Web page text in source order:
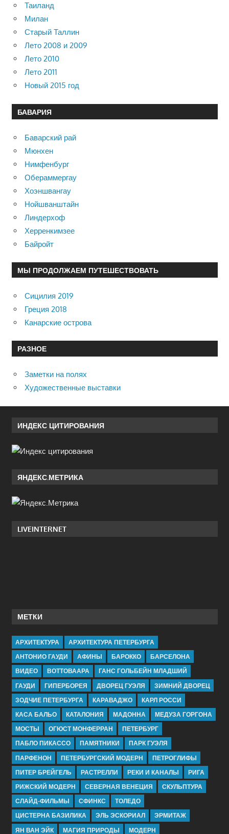
Таиланд
Милан
Старый Таллин
Лето 2008 и 2009
Лето 2010
Лето 2011
Новый 2015 год
БАВАРИЯ
Баварский рай
Мюнхен
Нимфенбург
Обераммергау
Хоэншвангау
Нойшванштайн
Линдерхоф
Херренкимзее
Байройт
МЫ ПРОДОЛЖАЕМ ПУТЕШЕСТВОВАТЬ
Сицилия 2019
Греция 2018
Канарские острова
РАЗНОЕ
Заметки на полях
Художественные выставки
ИНДЕКС ЦИТИРОВАНИЯ
ЯНДЕКС.МЕТРИКА
LIVEINTERNET
МЕТКИ
АРХИТЕКТУРА
АРХИТЕКТУРА ПЕТЕРБУРГА
АНТОНИО ГАУДИ
АФИНЫ БАРОККО
БАРСЕЛОНА
ВИДЕО
ВОТТОВААРА
ГАНС ГОЛЬБЕЙН МЛАДШИЙ
ГАУДИ
ГИПЕРБОРЕЯ ДВОРЕЦ ГУЭЛЯ
ЗИМНИЙ ДВОРЕЦ
ЗОДЧИЕ ПЕТЕРБУРГА
КАРАВАДЖО
КАРЛ РОССИ
КАСА БАЛЬО
КАТАЛОНИЯ МАДОННА
МЕДУЗА ГОРГОНА
МОСТЫ
ОГЮСТ МОНФЕРРАН
ПЕТЕРБУРГ
ПАБЛО ПИКАССО
ПАМЯТНИКИ
ПАРК ГУЭЛЯ
ПАРФЕНОН
ПЕТЕРБУРГСКИЙ МОДЕРН
ПЕТРОГЛИФЫ
ПИТЕР БРЕЙГЕЛЬ
РАСТРЕЛЛИ РЕКИ И КАНАЛЫ
РИГА
РИЖСКИЙ МОДЕРН
СЕВЕРНАЯ ВЕНЕЦИЯ
СКУЛЬПТУРА
СЛАЙД-ФИЛЬМЫ
СФИНКС
ТОЛЕДО
ЦИСТЕРНА БАЗИЛИКА
ЭЛЬ ЭСКОРИАЛ
ЭРМИТАЖ
ЯН ВАН ЭЙК
МАГИЯ ПРИРОДЫ МОДЕРН